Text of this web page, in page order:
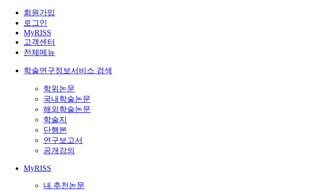
회원가입
로그인
MyRISS
고객센터
전체메뉴
학술연구정보서비스 검색
학위논문
국내학술논문
해외학술논문
학술지
단행본
연구보고서
공개강의
MyRISS
내 추천논문